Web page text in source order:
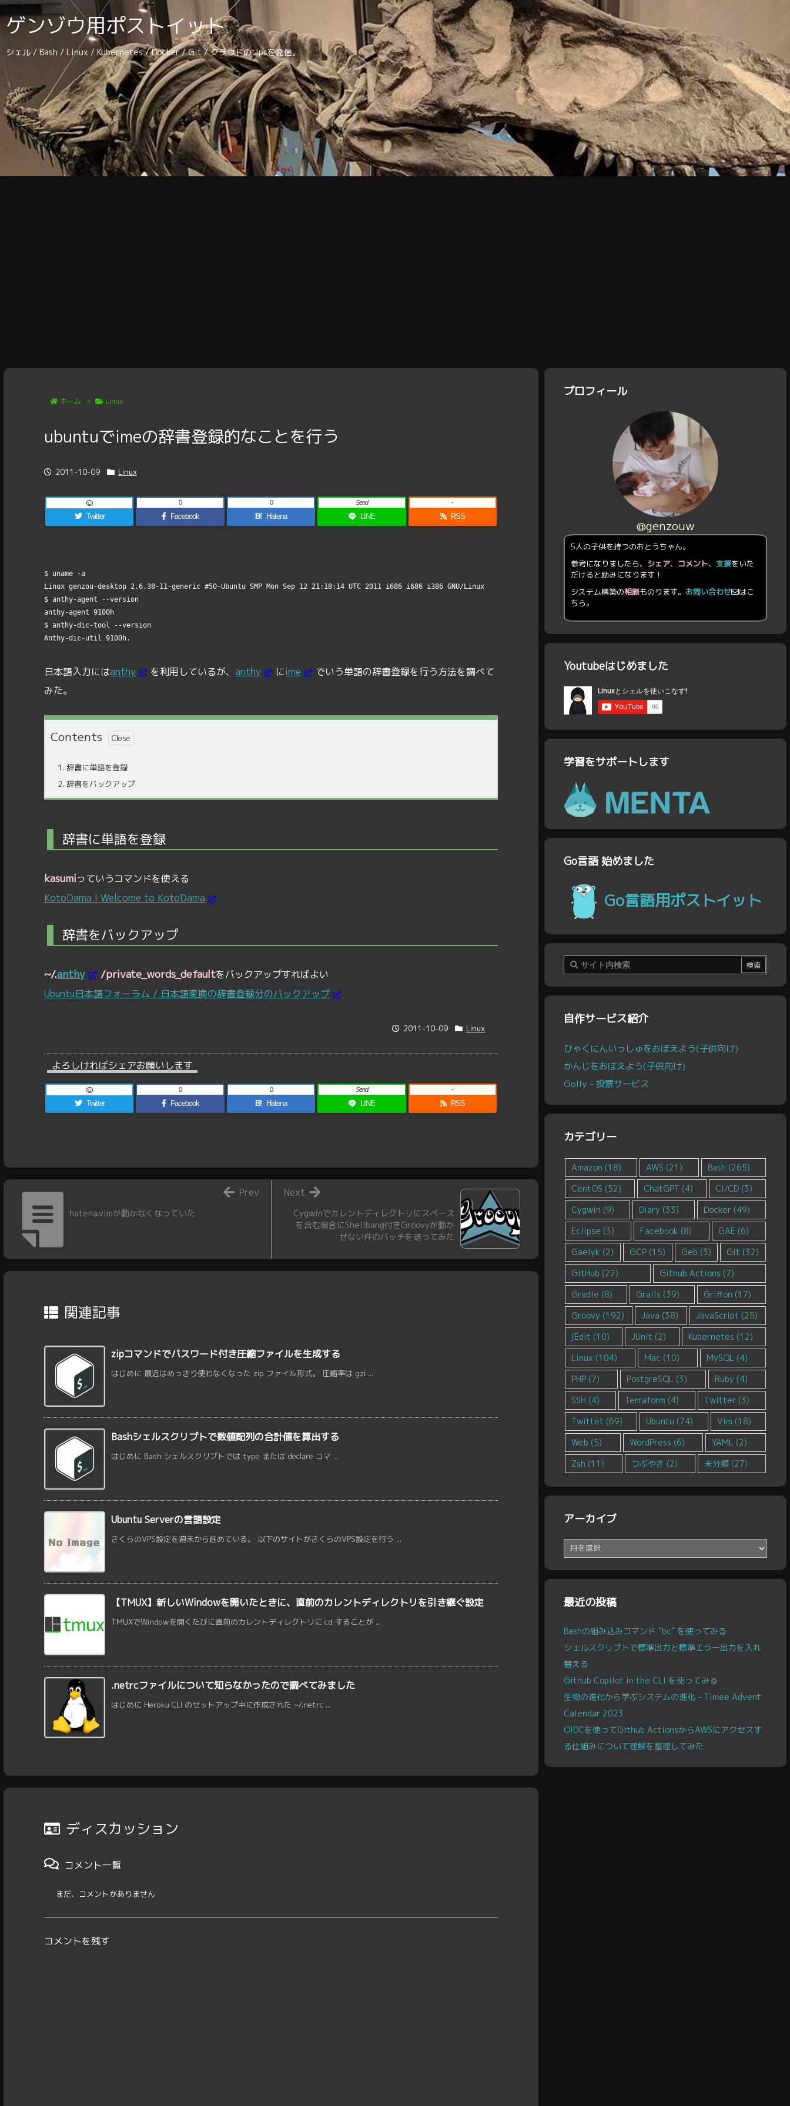
ゲンゾウ用ポストイット
シェル / Bash / Linux / Kubernetes / Docker / Git / クラウドのtipsを発信。
ホーム > Linux
ubuntuでimeの辞書登録的なことを行う
2011-10-09 Linux
Twitter Facebook
0
B! Hatena
0
LINE
Send
RSS
-
$ uname
-a
Linux genzou-desktop 2.6.38-11-generic #50-Ubuntu SMP Mon Sep 12 21:18:14 UTC 2011 i686 i686 i386 GNU/Linux
$ anthy-agent
--version
anthy-agent 9100h
$ anthy-dic-tool
--version
日本語入力にはanthy を利用しているが、 anthy にime
でいう単語の辞書登録を行う方法を調べて
みた。
Contents
1. 辞書に単語を登録
2. 辞書をバックアップ
辞書に単語を登録
kasumiっていうコマンドを使える
KotoDama | Welcome to KotoDama
辞書をバックアップ
~/.anthy /private_words_defaultをバックアップすればよい
Ubuntu日本語フォーラム / 日本語変換の辞書登録分のバックアップ
2011-10-09 Linux
よろしければシェアお願いします
Twitter Facebook
0
B! Hatena
0
LINE
Send
RSS
-
Cygwinでカレントディレクトリにスペース
を含む場合にShellbang付きGroovyが動か
せない件のパッチを送ってみた
Next
hatena.vimが動かなくなっていた
Prev
関連記事
zipコマンドでパスワード付き圧縮ファイルを生成する
はじめに 最近はめっきり使わなくなった zip ファイル形式。 圧縮率は gzi ...
Bashシェルスクリプトで数値配列の合計値を算出する
はじめに Bash シェルスクリプトでは type または declare コマ ...
Ubuntu Serverの言語設定
さくらのVPS設定を週末から進めている。 以下のサイトがさくらのVPS設定を行う ...
【TMUX】新しいWindowを開いたときに、直前のカレントディレクトリを引き継ぐ設定
TMUXでWindowを開くたびに直前のカレントディレクトリに cd することが ...
.netrcファイルについて知らなかったので調べてみました
はじめに Heroku CLI のセットアップ中に作成された ~/.netrc ...
ディスカッション
コメント一覧
まだ、コメントがありません
コメントを残す
プロフィール
@genzouw
5人の子供を持つのおとうちゃん。
参考になりましたら、 シェア、 コメント、 支援をいた
だけると励みになります！
システム構築の相談ものります。 お問い合わせ
はこ
ちら。
Youtubeはじめました
学習をサポートします
Go言語 始めました
Go言語用ポストイット
自作サービス紹介
ひゃくにんいっしゅをおぼえよう(子供向け)
かんじをおぼえよう(子供向け)
Golly - 投票サービス
カテゴリー
Amazon (18) AWS (21) Bash (265)
CentOS (52) ChatGPT (4) CI/CD (3)
Cygwin (9) Diary (33) Docker (49)
Eclipse (3) Facebook (8) GAE (6)
Gaelyk (2) GCP(15) Geb (3) Git (32)
GitHub (22) Github Actions (7)
Gradle (8) Grails (39) Griffon (17)
Groovy (192) Java (38) JavaScript (25)
jEdit (10) JUnit (2) Kubernetes (12)
Linux (104) Mac (10) MySQL (4)
PHP (7) PostgreSQL (3) Ruby (4)
SSH (4) Terraform (4) Twitter (3)
Twittet (69) Ubuntu (74) Vim (18)
Web (5) WordPress (6) YAML (2)
Zsh (11) つぶやき (2) 未分類 (27)
アーカイブ
ー
イ
最近の投稿
Bashの組み込みコマンド “bc” を使ってみる
シェルスクリプトで標準出力と標準エラー出力を入れ
替える
Github Copilot in the CLI を使ってみる
生物の進化から学ぶシステムの進化 – Timee Advent
Calendar 2023
OIDCを使ってGithub ActionsからAWSにアクセスす
る仕組みについて理解を整理してみた